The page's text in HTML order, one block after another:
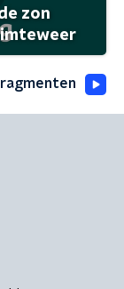
zon